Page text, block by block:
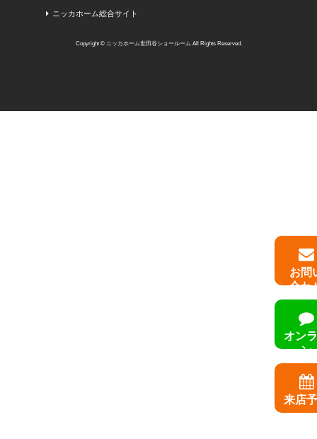
お問
合わ
オン
ン
無料
来店
ニッカホーム総合サイト
Copyright © ニッカホーム世田谷ショールーム All Rights Reserved.